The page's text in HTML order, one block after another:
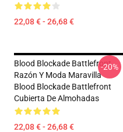
22,08 € - 26,68 €
Blood Blockade Battlefront
Razón Y Moda Maravilla
Blood Blockade Battlefront
Cubierta De Almohadas
22,08 € - 26,68 €
-20%